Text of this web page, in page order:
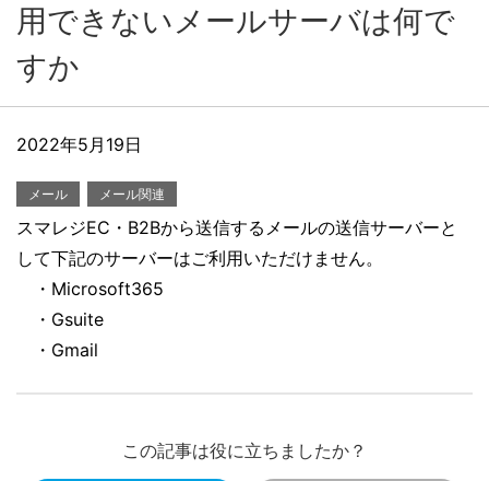
用できないメールサーバは何で
すか
2022年5月19日
メール メール関連
スマレジEC・B2Bから送信するメールの送信サーバーと
して下記のサーバーはご利用いただけません。
・Microsoft365
・Gsuite
・Gmail
この記事は役に立ちましたか？